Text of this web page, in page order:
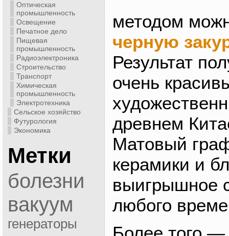
Оптическая
промышленность
Освещение
Печатное дело
Пищевая
промышленность
Радиоэлектроника
Строительство
Транспорт
Химическая
промышленность
Электротехника
Сельское хозяйство
Футурология
Экономика
Метки
болезни
вакуум
генераторы
методом
черную
Результат
очень
древнем
Матовый
керамики и
выигрышное
любого